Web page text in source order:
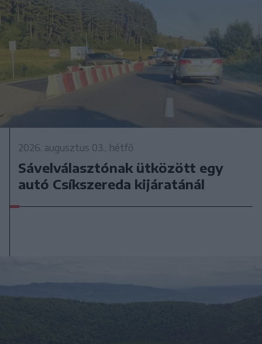
2026. augusztus 03., hétfő
Sávelválasztónak ütközött egy
autó Csíkszereda kijáratánál